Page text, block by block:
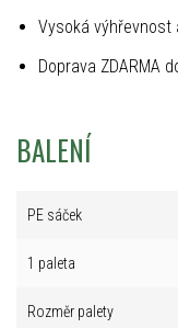
Vysoká výhřevnost
Doprava ZDARMA
BALENÍ
PE sáček
1 paleta
Rozměr palety